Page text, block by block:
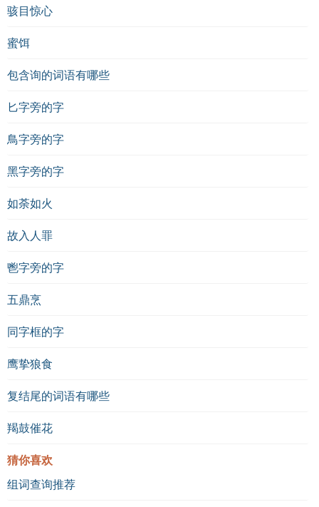
骇目惊心
蜜饵
包含询的词语有哪些
匕字旁的字
鳥字旁的字
黑字旁的字
如荼如火
故入人罪
鬯字旁的字
五鼎烹
同字框的字
鹰挚狼食
复结尾的词语有哪些
羯鼓催花
猜你喜欢
组词查询推荐